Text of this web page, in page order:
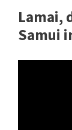
Lamai,
Samui